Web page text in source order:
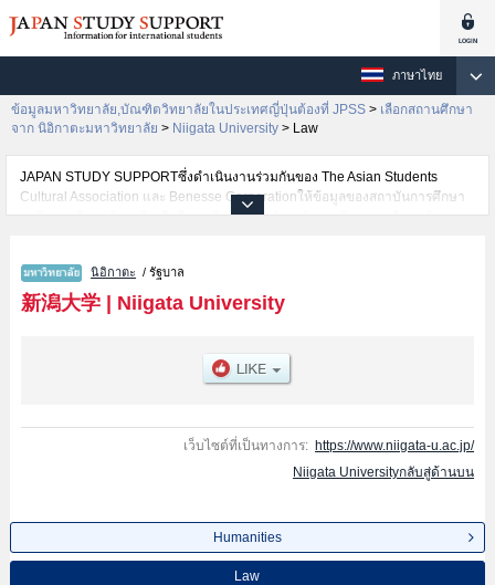
ภาษาไทย
ข้อมูลมหาวิทยาลัย,บัณฑิตวิทยาลัยในประเทศญี่ปุ่นต้องที่ JPSS > เลือกสถานศึกษา
จาก นิอิกาตะมหาวิทยาลัย > Niigata University > Law
JAPAN STUDY SUPPORTซึ่งดำเนินงานร่วมกันของ The Asian Students
Cultural Association และ Benesse Corporationให้ข้อมูลของสถาบันการศึกษา
ระดับมหาวิทยาลัย・บัณฑิตวิทยาลัย・วิทยาลัยระดับอนุปริญญา・วิทยาลัย
ชาติเช่นข้อมูลของแต่ละคณะ,ข้อมูลการสอบคัดเลือกเข้าศึกษาเช่นจำนวนคนที่รับ
สมัครหรือจำนวนคนที่ผ่านการสอบคัดเลือกเป็นต้น,แนะนำสถานที่,การเดินทาง
เป็นต้นไว้ด้วยดังนั้นขอเชิญใช้บริการค้นหาข้อมูลตามอัธยาศัย
นิอิกาตะ / รัฐบาล
新潟大学| Niigata University
เว็บไซต์ที่เป็นทางการ: https://www.niigata-u.ac.jp/
Niigata Universityกลับสู่ด้านบน
Humanities
Law